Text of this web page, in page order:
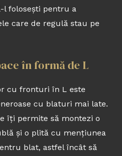
l folosești pentru a
care de regulă stau pe
în formă de L
cu fronturi în L este
cu blaturi mai late.
îți permite să montezi o
și o plită cu mențiunea
blat, astfel încât să